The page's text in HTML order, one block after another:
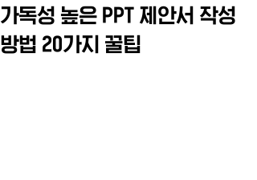
가독성 높은 PPT 제안서 작성
방법 20가지 꿀팁